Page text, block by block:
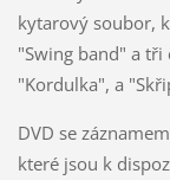
kytarový soubor,
"Swing band" a
"Kordulka", a
DVD se
které jsou k